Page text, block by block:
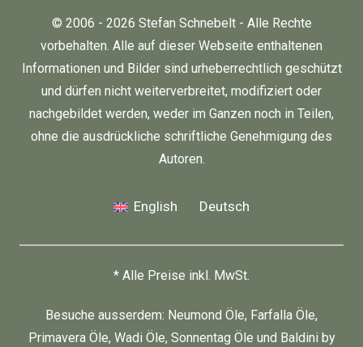
© 2006 - 2026 Stefan Schnebelt - Alle Rechte
vorbehalten. Alle auf dieser Webseite enthaltenen
Informationen und Bilder sind urheberrechtlich geschützt
und dürfen nicht weiterverbreitet, modifiziert oder
nachgebildet werden, weder im Ganzen noch in Teilen,
ohne die ausdrückliche schriftliche Genehmigung des
Autoren.
English Deutsch
* Alle Preise inkl. MwSt.
Besuche ausserdem: Neumond Öle, Farfalla Öle,
Primavera Öle, Wadi Öle, Sonnentag Öle und Baldini by